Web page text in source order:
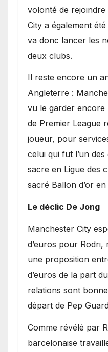
volonté de
City a également
va donc lancer les
deux clubs.
​Il reste encore un
Angleterre :
vu le garder encore
de Premier League
joueur, pour
celui qui fut l’un
sacre en Ligue des
sacré Ballon d’or en
Le déclic De Jong
​Manchester City
d’euros pour
une proposition
d’euros de la part
relations sont
départ de Pep
​Comme révélé par
barcelonaise